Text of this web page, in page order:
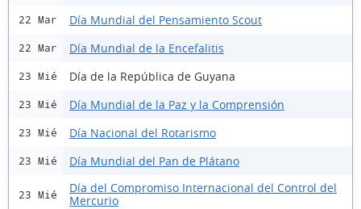
22 Mar Día Mundial del Pensamiento Scout
22 Mar Día Mundial de la Encefalitis
23 Mié Día de la República de Guyana
23 Mié Día Mundial de la Paz y la Comprensión
23 Mié Día Nacional del Rotarismo
23 Mié Día Mundial del Pan de Plátano
23 Mié
Día del Compromiso Internacional del Control del
Mercurio